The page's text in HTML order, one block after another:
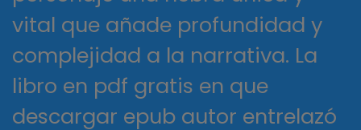
vital que añade profundidad y
complejidad a la narrativa. La
libro en pdf gratis en que
descargar epub autor entrelazó